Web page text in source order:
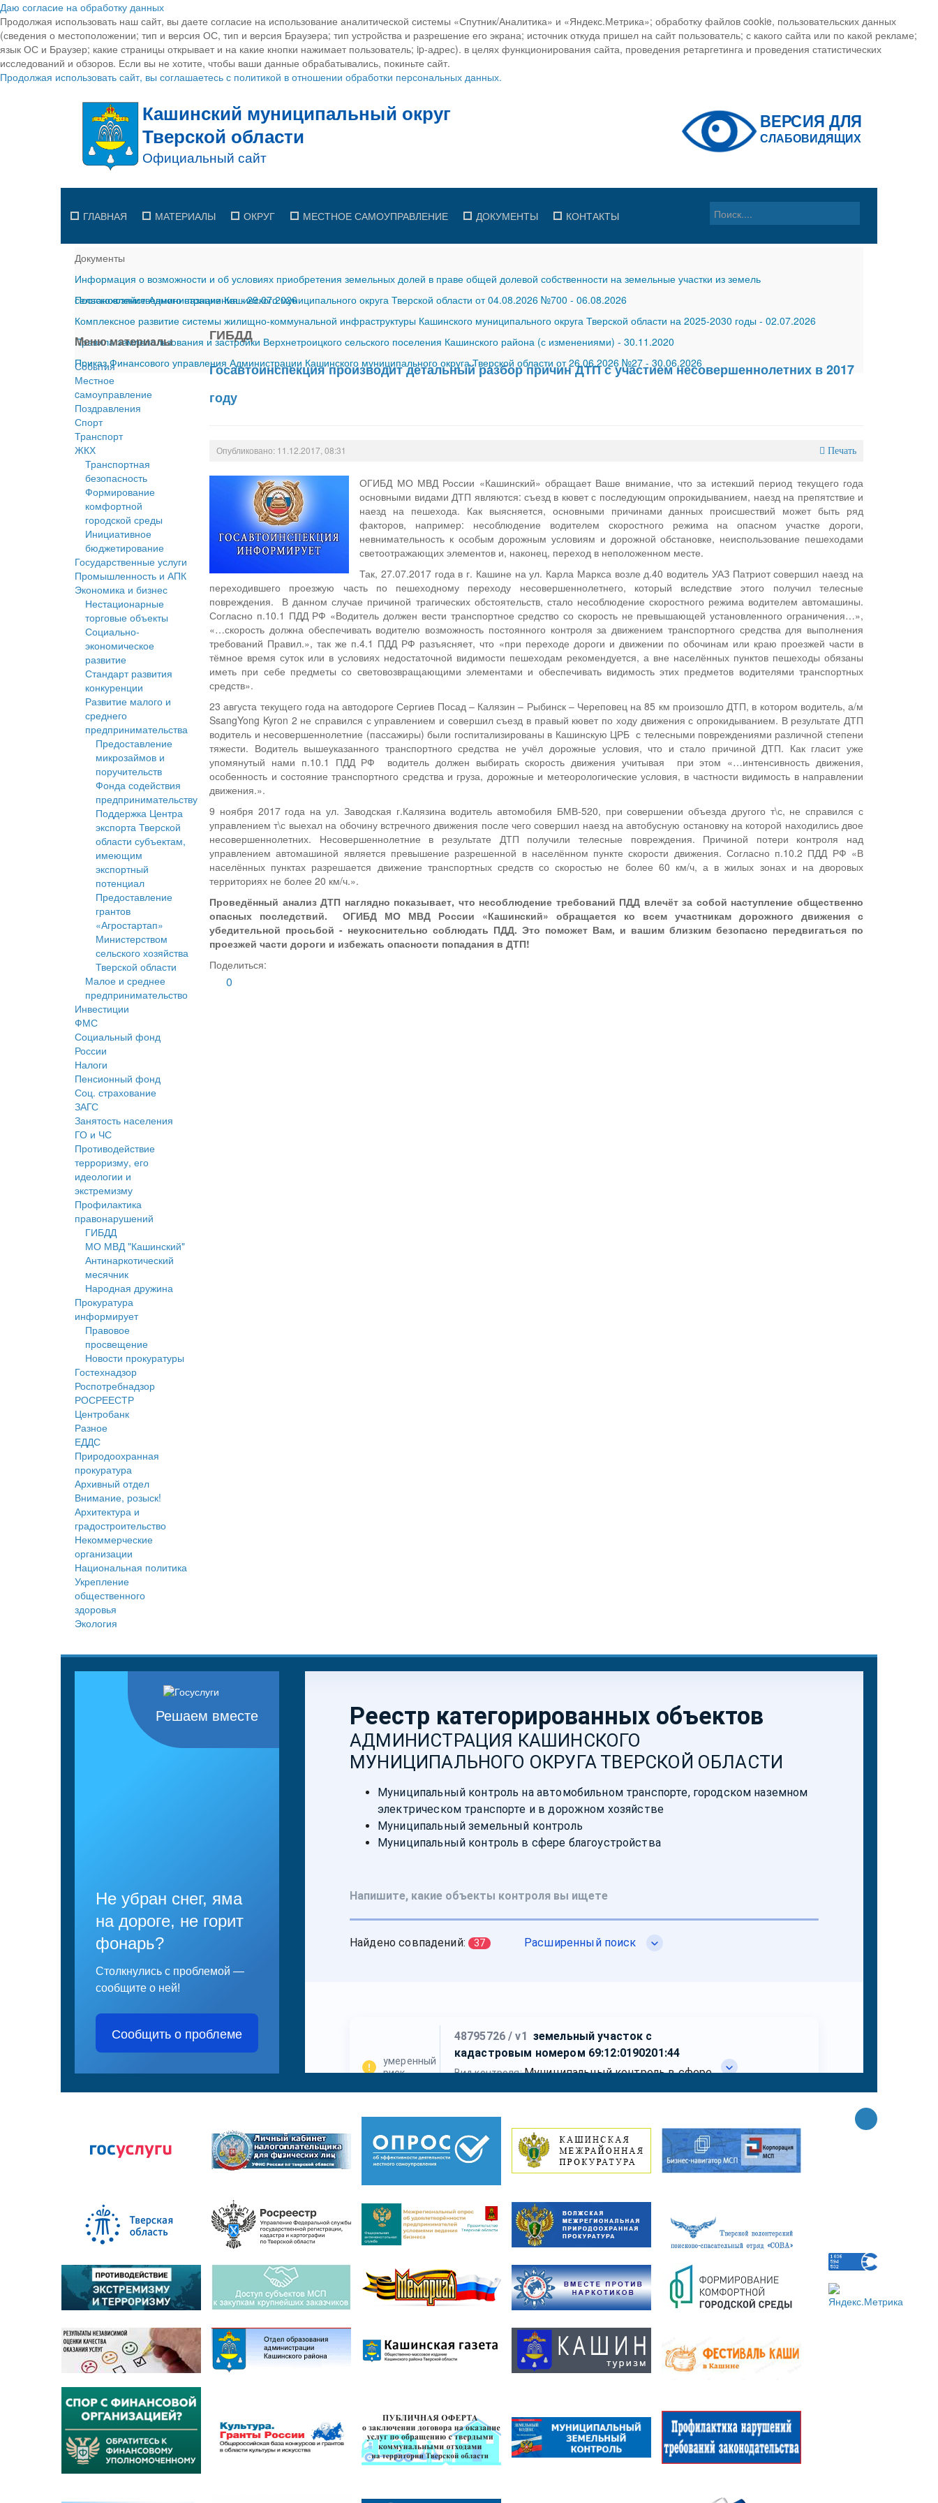
Даю согласие на обработку данных
Продолжая использовать наш сайт, вы даете согласие на использование аналитической системы «Спутник/Аналитика» и «Яндекс.Метрика»; обработку файлов cookie, пользовательских данных
(сведения о местоположении; тип и версия ОС, тип и версия Браузера; тип устройства и разрешение его экрана; источник откуда пришел на сайт пользователь; с какого сайта или по какой рекламе;
язык ОС и Браузер; какие страницы открывает и на какие кнопки нажимает пользователь; ip-адрес). в целях функционирования сайта, проведения ретаргетинга и проведения статистических
исследований и обзоров. Если вы не хотите, чтобы ваши данные обрабатывались, покиньте сайт.
Продолжая использовать сайт, вы соглашаетесь с политикой в отношении обработки персональных данных.
ГЛАВНАЯ МАТЕРИАЛЫ ОКРУГ МЕСТНОЕ САМОУПРАВЛЕНИЕ ДОКУМЕНТЫ КОНТАКТЫ
Документы
Информация о возможности и об условиях приобретения земельных долей в праве общей долевой собственности на земельные участки из земель
сельскохозяйственного назначения-29.07.2026
Постановление Администрации Кашинского муниципального округа Тверской области от 04.08.2026 №700 - 06.08.2026
Комплексное развитие системы жилищно-коммунальной инфраструктуры Кашинского муниципального округа Тверской области на 2025-2030 годы - 02.07.2026
Правила землепользования и застройки Верхнетроицкого сельского поселения Кашинского района (с изменениями) - 30.11.2020
Приказ Финансового управления Администрации Кашинского муниципального округа Тверской области от 26.06.2026 №27 - 30.06.2026
Меню материалы
События
Местное
cамоуправление
Поздравления
Спорт
Транспорт
ЖКХ
Транспортная
безопасность
Формирование
комфортной
городской среды
Инициативное
бюджетирование
Государственные услуги
Промышленность и АПК
Экономика и бизнес
Нестационарные
торговые объекты
Социально-
экономическое
развитие
Стандарт развития
конкуренции
Развитие малого и
среднего
предпринимательства
Предоставление
микрозаймов и
поручительств
Фонда содействия
предпринимательству
Поддержка Центра
экспорта Тверской
области субъектам,
имеющим
экспортный
потенциал
Предоставление
грантов
«Агростартап»
Министерством
сельского хозяйства
Тверской области
Малое и среднее
предпринимательство
Инвестиции
ФМС
Социальный фонд
России
Налоги
Пенсионный фонд
Соц. страхование
ЗАГС
Занятость населения
ГО и ЧС
Противодействие
терроризму, его
идеологии и
экстремизму
Профилактика
правонарушений
ГИБДД
МО МВД "Кашинский"
Антинаркотический
месячник
Народная дружина
Прокуратура
информирует
Правовое
просвещение
Новости прокуратуры
Гостехнадзор
Роспотребнадзор
РОСРЕЕСТР
Центробанк
Разное
ЕДДС
Природоохранная
прокуратура
Архивный отдел
Внимание, розыск!
Архитектура и
градостроительство
Некоммерческие
организации
Национальная политика
Укрепление
общественного
здоровья
Экология
ГИБДД
Госавтоинспекция производит детальный разбор причин ДТП с участием несовершеннолетних в 2017
году
Опубликовано: 11.12.2017, 08:31 Печать
ОГИБД МО МВД России «Кашинский» обращает Ваше внимание, что за истекший период текущего года
основными видами ДТП являются: съезд в кювет с последующим опрокидыванием, наезд на препятствие и
наезд на пешехода. Как выясняется, основными причинами данных происшествий может быть ряд
факторов, например: несоблюдение водителем скоростного режима на опасном участке дороги,
невнимательность к особым дорожным условиям и дорожной обстановке, неиспользование пешеходами
светоотражающих элементов и, наконец, переход в неположенном месте.
Так, 27.07.2017 года в г. Кашине на ул. Карла Маркса возле д.40 водитель УАЗ Патриот совершил наезд на
переходившего проезжую часть по пешеходному переходу несовершеннолетнего, который вследствие этого получил телесные
повреждения. В данном случае причиной трагических обстоятельств, стало несоблюдение скоростного режима водителем автомашины.
Согласно п.10.1 ПДД РФ «Водитель должен вести транспортное средство со скорость не превышающей установленного ограничения…»,
«…скорость должна обеспечивать водителю возможность постоянного контроля за движением транспортного средства для выполнения
требований Правил.», так же п.4.1 ПДД РФ разъясняет, что «при переходе дороги и движении по обочинам или краю проезжей части в
тёмное время суток или в условиях недостаточной видимости пешеходам рекомендуется, а вне населённых пунктов пешеходы обязаны
иметь при себе предметы со световозвращающими элементами и обеспечивать видимость этих предметов водителями транспортных
средств».
23 августа текущего года на автодороге Сергиев Посад – Калязин – Рыбинск – Череповец на 85 км произошло ДТП, в котором водитель, а/м
SsangYong Kyron 2 не справился с управлением и совершил съезд в правый кювет по ходу движения с опрокидыванием. В результате ДТП
водитель и несовершеннолетние (пассажиры) были госпитализированы в Кашинскую ЦРБ с телесными повреждениями различной степени
тяжести. Водитель вышеуказанного транспортного средства не учёл дорожные условия, что и стало причиной ДТП. Как гласит уже
упомянутый нами п.10.1 ПДД РФ водитель должен выбирать скорость движения учитывая при этом «…интенсивность движения,
особенность и состояние транспортного средства и груза, дорожные и метеорологические условия, в частности видимость в направлении
движения.».
9 ноября 2017 года на ул. Заводская г.Калязина водитель автомобиля БМВ-520, при совершении объезда другого т\с, не справился с
управлением т\с выехал на обочину встречного движения после чего совершил наезд на автобусную остановку на которой находились двое
несовершеннолетних. Несовершеннолетние в результате ДТП получили телесные повреждения. Причиной потери контроля над
управлением автомашиной является превышение разрешенной в населённом пункте скорости движения. Согласно п.10.2 ПДД РФ «В
населённых пунктах разрешается движение транспортных средств со скоростью не более 60 км/ч, а в жилых зонах и на дворовых
территориях не более 20 км/ч.».
Проведённый анализ ДТП наглядно показывает, что несоблюдение требований ПДД влечёт за собой наступление общественно
опасных последствий. ОГИБД МО МВД России «Кашинский» обращается ко всем участникам дорожного движения с
убедительной просьбой - неукоснительно соблюдать ПДД. Это поможет Вам, и вашим близким безопасно передвигаться по
проезжей части дороги и избежать опасности попадания в ДТП!
Поделиться:
0
Решаем вместе
Не убран снег, яма
на дороге, не горит
фонарь?
Столкнулись с проблемой —
сообщите о ней!
Сообщить о проблеме